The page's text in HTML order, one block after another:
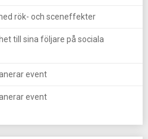
rök- och sceneffekter
till sina följare på sociala
event
event